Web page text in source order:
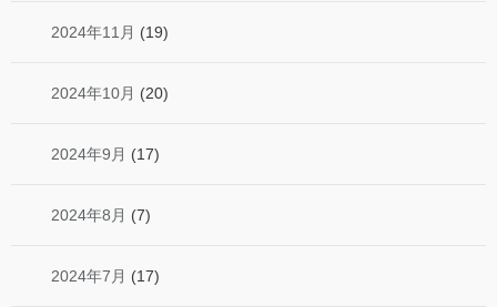
2024年11月 (19)
2024年10月 (20)
2024年9月 (17)
2024年8月 (7)
2024年7月 (17)